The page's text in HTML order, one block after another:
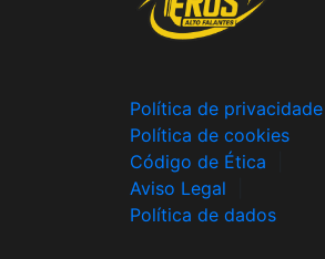
Política de privacidade
Política de cookies
Código de Ética
Aviso Legal
Política de dados